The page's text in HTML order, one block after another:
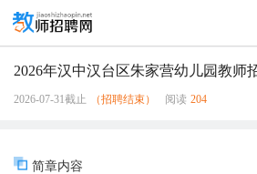
2026年汉中汉台区朱家营幼儿园教师
2026-07-31截止 （招聘结束） 阅读 204
简章内容